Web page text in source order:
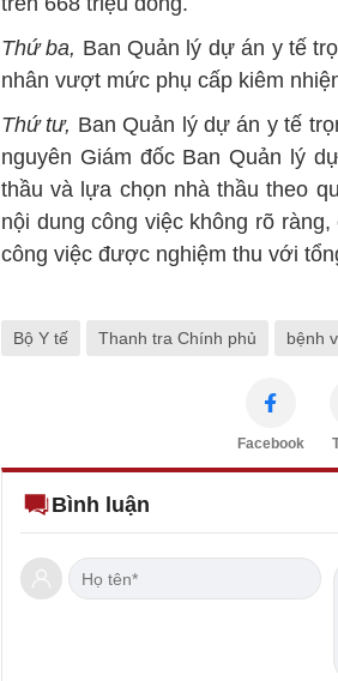
Thứ ba, Ban Quản lý dự án y tế
nhân vượt mức phụ cấp kiêm
Thứ tư, Ban Quản lý dự án y tế
nguyên Giám đốc Ban Quản lý
thầu và lựa chọn nhà thầu theo
nội dung công việc không rõ
công việc được nghiệm thu với
Bộ Y tế Thanh tra Chính phủ bệnh
Facebook
Bình luận